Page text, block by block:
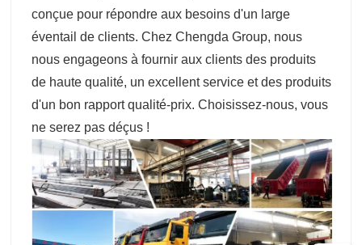
conçue pour répondre aux besoins d'un large
éventail de clients. Chez Chengda Group, nous
nous engageons à fournir aux clients des produits
de haute qualité, un excellent service et des produits
d'un bon rapport qualité-prix. Choisissez-nous, vous
ne serez pas déçus !